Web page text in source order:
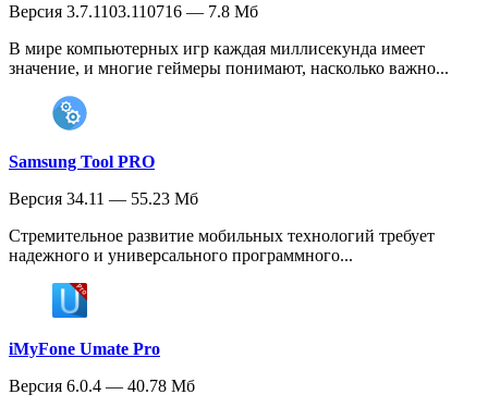
Версия 3.7.1103.110716 — 7.8 Мб
В мире компьютерных игр каждая миллисекунда имеет
значение, и многие геймеры понимают, насколько важно...
Samsung Tool PRO
Версия 34.11 — 55.23 Мб
Стремительное развитие мобильных технологий требует
надежного и универсального программного...
iMyFone Umate Pro
Версия 6.0.4 — 40.78 Мб